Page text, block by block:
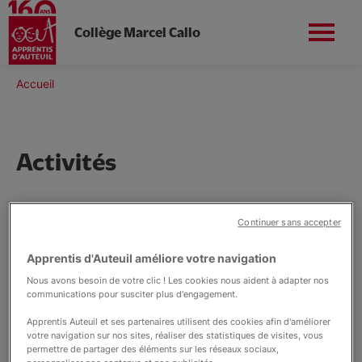
Collège Marcel Callo
Le collège
Activités
L'école inclusive
Fil
Accueil
Activités
Le Collège Marcel Callo propose une large
gamme d'activités pour enrichir
l'expérience scolaire de ses élèves.
académique, offrant ainsi un parcours
éducatif équilibré et diversifié.
Apprentis d'Auteuil améliore votre navigation
Nous avons besoin de votre clic ! Les cookies nous aident à adapter nos
communications pour susciter plus d'engagement.
Apprentis Auteuil et ses partenaires utilisent des cookies afin d'améliorer
votre navigation sur nos sites, réaliser des statistiques de visites, vous
permettre de partager des éléments sur les réseaux sociaux,
Continuer sans accepter